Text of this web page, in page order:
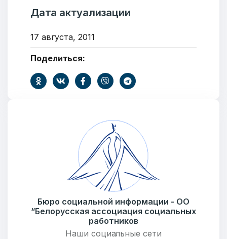
Добро пожаловать
Бюро социальной информации
Email:pr@basw-ngo.by
+375 (17) 235-04-48
Подпишитесь:
Дата актуализации
17 августа, 2011
Поделиться:
Бюро социальной информации - ОО
“Белорусская ассоциация социальных
работников
Наши социальные сети